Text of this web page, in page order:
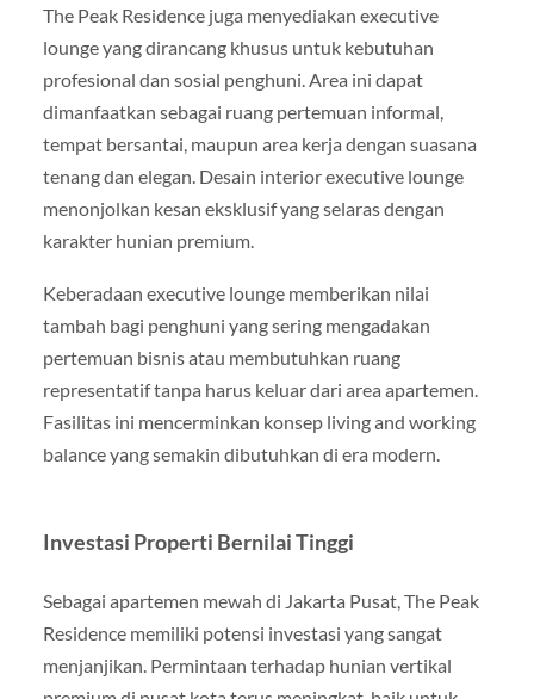
The Peak Residence juga menyediakan executive
lounge yang dirancang khusus untuk kebutuhan
profesional dan sosial penghuni. Area ini dapat
dimanfaatkan sebagai ruang pertemuan informal,
tempat bersantai, maupun area kerja dengan suasana
tenang dan elegan. Desain interior executive lounge
menonjolkan kesan eksklusif yang selaras dengan
karakter hunian premium.
Keberadaan executive lounge memberikan nilai
tambah bagi penghuni yang sering mengadakan
pertemuan bisnis atau membutuhkan ruang
representatif tanpa harus keluar dari area apartemen.
Fasilitas ini mencerminkan konsep living and working
balance yang semakin dibutuhkan di era modern.
Investasi Properti Bernilai Tinggi
Sebagai apartemen mewah di Jakarta Pusat, The Peak
Residence memiliki potensi investasi yang sangat
menjanjikan. Permintaan terhadap hunian vertikal